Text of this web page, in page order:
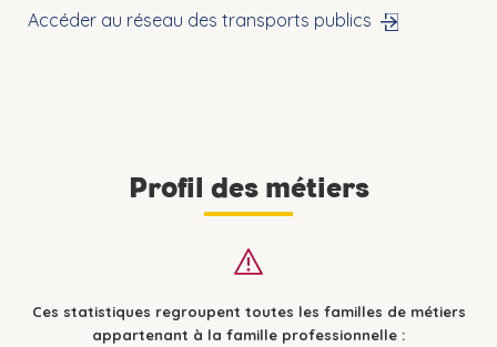
Accéder au réseau des transports publics
Profil des métiers
Ces statistiques regroupent toutes les familles de métiers
appartenant à la famille professionnelle :